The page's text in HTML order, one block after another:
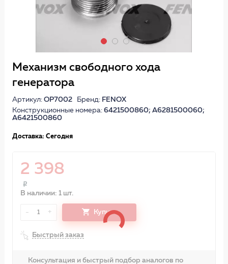
Механизм свободного хода
генератора
Артикул: OP7002Бренд: FENOX
Конструкционные номера: 6421500860; A6281500060;
A6421500860
Доставка: Сегодня
2 398
В наличии: 1 шт.
- 1 + Купить
Быстрый заказ
Консультация и быстрый подбор аналогов по